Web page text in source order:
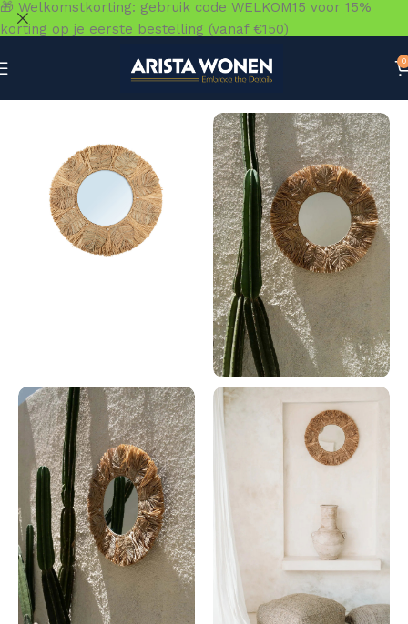
0
🎁 Welkomstkorting: gebruik code WELKOM15 voor 15%
korting op je eerste bestelling (vanaf €150)